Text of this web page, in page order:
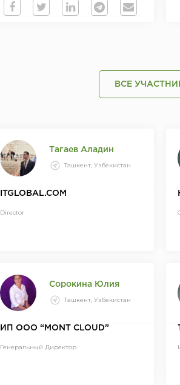
ВСЕ
Тагаев Аладин
Ташкент, Узбекистан
ITGLOBAL.COM
Director
Сорокина Юлия
Ташкент, Узбекистан
ИП ООО “MONT CLOUD”
Генеральный Директор